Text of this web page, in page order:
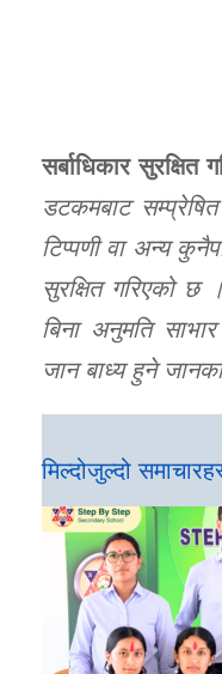
सर्बाधिकार सुरक्षित
डटकमबाट
टिप्पणी वा अन्य
सुरक्षित गरिएको छ
बिना अनुमति
जान बाध्य हुने
मिल्दोजुल्दो